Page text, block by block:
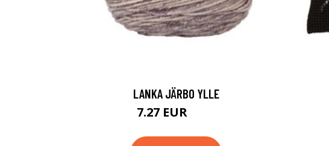
LANKA JÄRBO YLLE
7.27 EUR